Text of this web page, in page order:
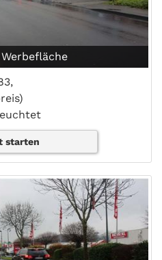
starten